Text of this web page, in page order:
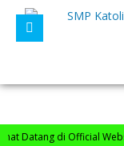
Datang di Official